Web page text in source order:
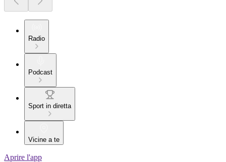
Radio
Podcast
Sport in diretta
Vicine a te
Aprire l'app